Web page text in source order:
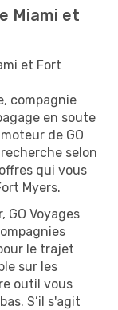
Miami et
et Fort
compagnie
en soute
de GO
selon
qui vous
Myers.
GO Voyages
le trajet
sur les
outil vous
S’il s'agit